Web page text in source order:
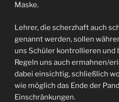
Maske.
Lehrer, die scherzhaft auch
genannt werden, sollen
uns Schüler kontrollieren und
Regeln uns auch ermahnen/
dabei einsichtig, schließlich
wie möglich das Ende der
Einschränkungen.